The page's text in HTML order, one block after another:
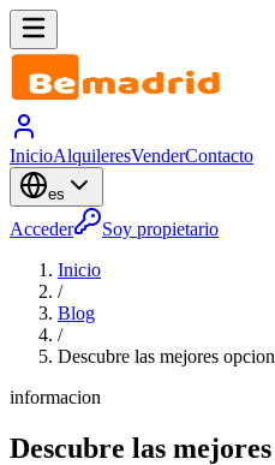
InicioAlquileresVenderContacto
es
Acceder
Soy propietario
Inicio
/
Blog
/
Descubre las mejores
informacion
Descubre las